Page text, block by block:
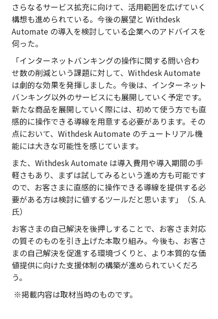
さらなるサービス拡充に向けて、活用範囲を広げていく
構想も進められている。今後の展望と Withdesk
Automate の導入を検討している企業へのアドバイスを
伺った。
「インターネットバンキングの操作に関する問い合わ
せ数の削減という課題に対して、Withdesk Automate
は劇的な効果を発揮しました。今後は、インターネット
バンキング以外のサービスにも展開していく予定です。
新たな商品を展開していく際には、初めて使う方でも直
感的に操作できる導線を用意する必要があります。その
点において、Withdesk Automate のチュートリアル機
能には大きな可能性を感じています。
また、Withdesk Automate は導入費用や導入期間の手
軽さもあり、まずは試してみるという進め方も可能です
ので、お客さまに直感的に操作できる導線を提供する必
要がある方は検討に値するツールだと思います」（S. A.
氏）
お客さまの自己解決を後押しすることで、お客さま対応
の質そのものを引き上げた本取り組み。今後も、お客さ
まの自己解決を促進する環境づくりと、より本質的な価
値提供に向けた支援体制の構築が進められていくだろ
う。
※掲載内容は取材当時のものです。